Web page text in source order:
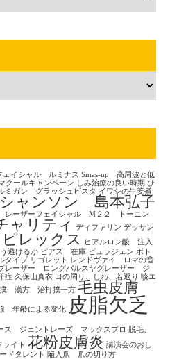
イシャル ルミナス Smas-up 高周波と低
クールキャンペーン しみ治療の良い時期 ひ
ミガン グラッシュビスタ イワシの生姜煮
シャンソン 島本弘子
ーザーフェイシャル M２２ トーニン
ャリティ ディファリン デッサン
レックス
ヒアルロン酸 注入
避けるか ピアス 在庫 ピュラジェン ボト
タイプ リゴレット レンドヴァイ ロマの音
レーザー ロングパルスヤグレーザー ジ
症 久保山真衣 口の周り、しわ、若返り 咳エ
漢方 治打撲一方 毛虫皮膚
年齢による変化
皮脂欠乏
ス ジェントレーズ マックスプロ
脱毛、
ライト 花粉皮膚炎 講演会のおし
ドタレント 陥入爪 爪の切り方